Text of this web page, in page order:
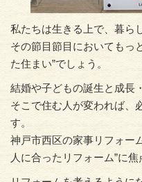
私たちは生きる上で、暮ら
その節目節目においてもっ
た住まい”でしょう。
結婚や子どもの誕生と成長
そこで住む人が変われば、
す。
神戸市西区の家事リフォー
人に合ったリフォーム”に